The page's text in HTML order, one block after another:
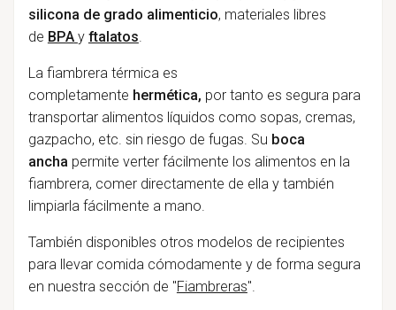
silicona de grado alimenticio, materiales libres
de BPA y ftalatos.
La fiambrera térmica es
completamente hermética, por tanto es segura para
transportar alimentos líquidos como sopas, cremas,
gazpacho, etc. sin riesgo de fugas. Su boca
ancha permite verter fácilmente los alimentos en la
fiambrera, comer directamente de ella y también
limpiarla fácilmente a mano.
También disponibles otros modelos de recipientes
para llevar comida cómodamente y de forma segura
en nuestra sección de "Fiambreras".